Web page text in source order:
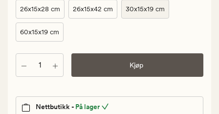
26x15x28 cm 26x15x42 cm 30x15x19 cm
60x15x19 cm
Antall Kjøp
Nettbutikk - På lager